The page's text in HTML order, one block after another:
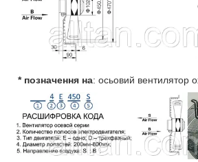
* позначення на: осьовий вентилятор